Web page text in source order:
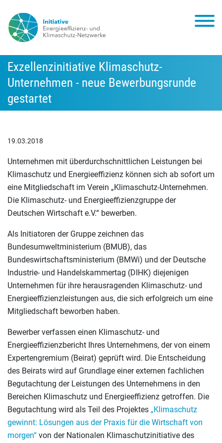
Exzellenzinitiative Klimaschutz-
Unternehmen - neue Bewerbungsrunde
gestartet
19.03.2018
Unternehmen mit überdurchschnittlichen Leistungen bei
Klimaschutz und Energieeffizienz können sich ab sofort um
eine Mitgliedschaft im Verein „Klimaschutz-Unternehmen.
Die Klimaschutz- und Energieeffizienzgruppe der
Deutschen Wirtschaft e.V.“ bewerben.
Als Initiatoren der Gruppe zeichnen das
Bundesumweltministerium (BMUB), das
Bundeswirtschaftsministerium (BMWi) und der Deutsche
Industrie- und Handelskammertag (DIHK) diejenigen
Unternehmen für ihre herausragenden Klimaschutz- und
Energieeffizienzleistungen aus, die sich erfolgreich um eine
Mitgliedschaft beworben haben.
Bewerber verfassen einen Klimaschutz- und
Energieeffizienzbericht Ihres Unternehmens, der von einem
Expertengremium (Beirat) geprüft wird. Die Entscheidung
des Beirats wird auf Grundlage einer externen fachlichen
Begutachtung der Leistungen des Unternehmens in den
Bereichen Klimaschutz und Energieeffizienz getroffen. Die
Begutachtung wird als Teil des Projektes „Klimaschutz
gewinnt: Lösungen aus der Praxis für die Wirtschaft von
morgen“ von der Nationalen Klimaschutzinitiative des